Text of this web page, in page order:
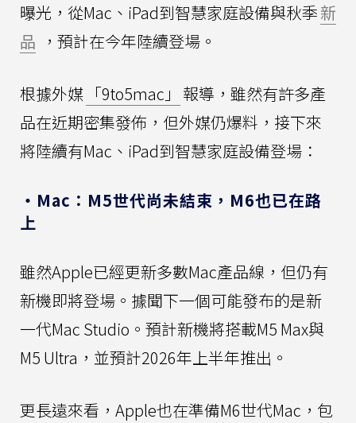
曝光，從Mac、iPad到智慧家庭設備與秋季新
品 ，預計在今年陸續登場。
根據外媒 「9to5mac」 報導，雖然有許多產
品在近期密集發佈，但外媒仍爆料，接下來
將陸續有Mac、iPad到智慧家庭設備登場：
・Mac：M5世代尚未結束，M6也已在路
上
雖然Apple已經更新多數Mac產品線，但仍有
新機即將登場。據聞下一個可能發布的是新
一代Mac Studio。預計新機將搭載M5 Max與
M5 Ultra，並預計2026年上半年推出。
更長遠來看，Apple也在準備M6世代Mac，包